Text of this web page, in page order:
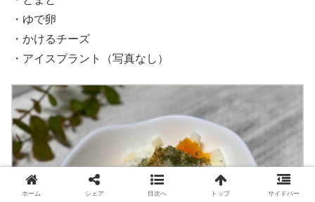
・ゆで卵
・かけるチーズ
・アイスプラント（写真なし）
ホーム シェア 目次へ トップ サイドバー